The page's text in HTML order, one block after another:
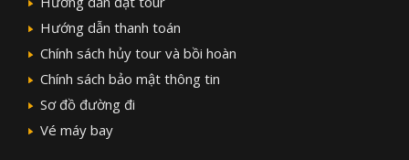
Hướng dẫn thanh toán
Chính sách hủy tour và bồi hoàn
Chính sách bảo mật thông tin
Sơ đồ đường đi
Vé máy bay